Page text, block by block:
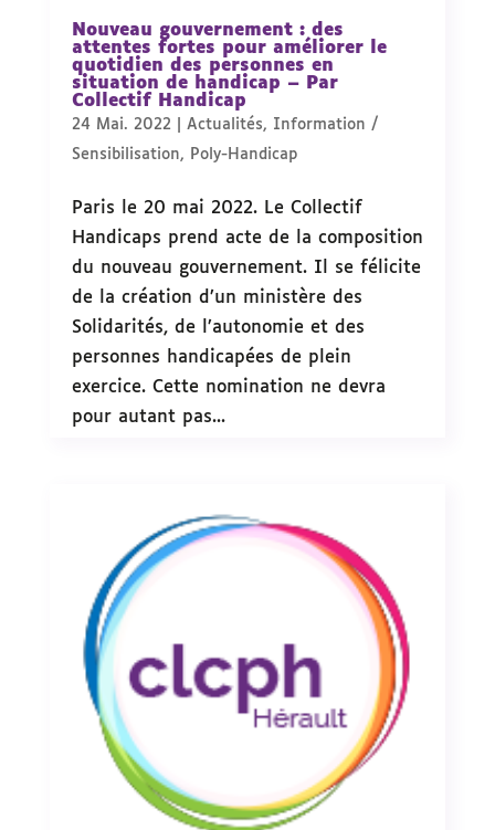
Nouveau gouvernement : des
attentes fortes pour améliorer le
quotidien des personnes en
situation de handicap – Par
Collectif Handicap
24 Mai. 2022 Actualités, Information /
Sensibilisation, Poly-Handicap
Paris le 20 mai 2022. Le Collectif
Handicaps prend acte de la composition
du nouveau gouvernement. Il se félicite
de la création d’un ministère des
Solidarités, de l’autonomie et des
personnes handicapées de plein
exercice. Cette nomination ne devra
pour autant pas...